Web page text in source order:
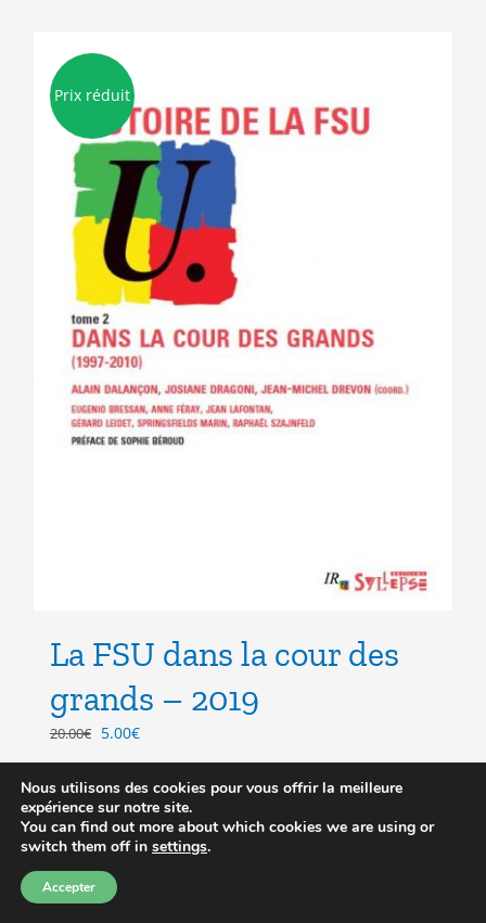
Prix réduit
La FSU dans la cour des
grands – 2019
20.00€ Le
initial
était :
20.00€.
5.00€Le
actuel
est :
5.00€.
Ajouter au panier
Nous utilisons des cookies pour vous offrir la meilleure
expérience sur notre site.
You can find out more about which cookies we are using or
switch them off in settings.
Accepter